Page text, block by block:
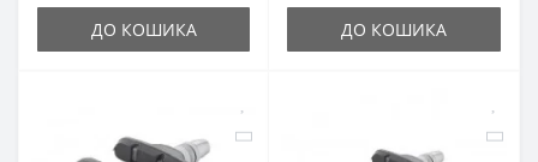
ДО КОШИКА ДО КОШИКА